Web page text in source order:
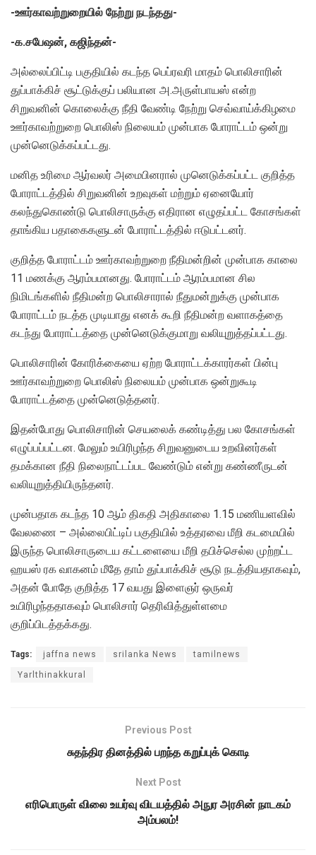
-ஊர்காவற்றுறையில் நேற்று நடந்தது-
-க.சபேஷன், கஜிந்தன்-
அல்லைப்பிட்டி பகுதியில் கடந்த பெப்ரவரி மாதம் பொலிசாரின்
துப்பாக்கிச் சூட்டுக்குப் பலியான அ.அருள்பாயஸ் என்ற
சிறுவனின் கொலைக்கு நீதி வேண்டி நேற்று செவ்வாய்க்கிழமை
ஊர்காவற்றுறை பொலிஸ் நிலையம் முன்பாக போராட்டம் ஒன்று
முன்னெடுக்கப்பட்டது.
மனித உரிமை ஆர்வலர் அமைபினரால் முனெடுக்கப்பட்ட குறித்த
போராட்டத்தில் சிறுவனின் உறவுகள் மற்றும் ஏனையோர்
கலந்துகொண்டு பொலிசாருக்கு எதிரான எழுதப்பட்ட கோசங்கள்
தாங்கிய பதாகைகளுடன் போராட்டத்தில் ஈடுபட்டனர்.
குறித்த போராட்டம் ஊர்காவற்றுறை நீதிமன்றின் முன்பாக காலை
11 மணக்கு ஆரம்பமானது. போராட்டம் ஆரம்பமான சில
நிமிடங்களில் நீதிமன்ற பொலிசாரால் நீதுமன்றுக்கு முன்பாக
போராட்டம் நடத்த முடியாது எனக் கூறி நீதிமன்ற வளாகத்தை
கடந்து போராட்டத்தை முன்னெடுக்குமாறு வலியுறுத்தப்பட்டது.
பொலிசாரின் கோரிக்கையை ஏற்ற போராட்டக்காரர்கள் பின்பு
ஊர்காவற்றுறை பொலிஸ் நிலையம் முன்பாக ஒன்றுகூடி
போராட்டத்தை முன்னெடுத்தனர்.
இதன்போது பொலிசாரின் செயலைக் கண்டித்து பல கோசங்கள்
எழுப்பப்பட்டன. மேலும் உயிரிழந்த சிறுவனுடைய உறவினர்கள்
தமக்கான நீதி நிலைநாட்டப்பட வேண்டும் என்று கண்ணீருடன்
வலியுறுத்தியிருந்தனர்.
முன்பதாக கடந்த 10 ஆம் திகதி அதிகாலை 1.15 மணியளவில்
வேலணை – அல்லைபிட்டிப் பகுதியில் உத்தரவை மீறி கடமையில்
இருந்த பொலிசாருடைய கட்டளையை மீறி தபிச்செல்ல முற்றட்ட
ஹயஸ் ரக வாகனம் மீதே தாம் துப்பாக்கிச் சூடு நடத்தியதாகவும்,
அதன் போதே குறித்த 17 வயது இளைஞர் ஒருவர்
உயிரிழந்ததாகவும் பொலிசார் தெரிவித்துள்ளமை
குறிப்பிடத்தக்கது.
Tags: jaffna news srilanka News tamilnews
Yarlthinakkural
Previous Post
சுதந்திர தினத்தில் பறந்த கறுப்புக் கொடி
Next Post
எரிபொருள் விலை உயர்வு விடயத்தில் அநுர அரசின் நாடகம்
அம்பலம்!